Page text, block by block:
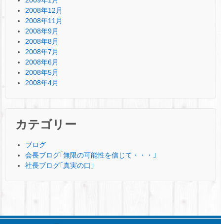
2008年12月
2008年11月
2008年9月
2008年8月
2008年7月
2008年6月
2008年5月
2008年4月
カテゴリー
ブログ
会長ブログ｢無限の可能性を信じて・・・｣
社長ブログ｢真実の口｣